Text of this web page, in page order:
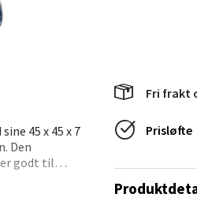
45 x 45 x 7
Den
godt til
Fri frakt
Prisløfte